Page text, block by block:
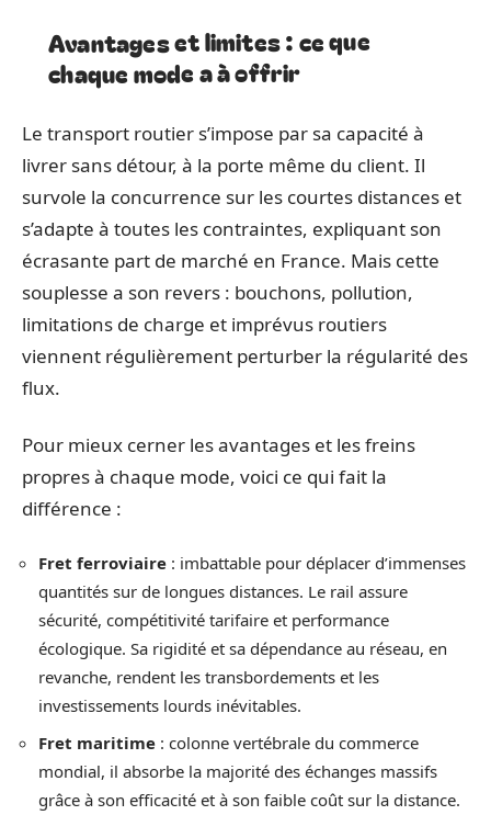
Avantages et limites : ce que
chaque mode a à offrir
Le transport routier s’impose par sa capacité à
livrer sans détour, à la porte même du client. Il
survole la concurrence sur les courtes distances et
s’adapte à toutes les contraintes, expliquant son
écrasante part de marché en France. Mais cette
souplesse a son revers : bouchons, pollution,
limitations de charge et imprévus routiers
viennent régulièrement perturber la régularité des
flux.
Pour mieux cerner les avantages et les freins
propres à chaque mode, voici ce qui fait la
différence :
Fret ferroviaire : imbattable pour déplacer d’immenses
quantités sur de longues distances. Le rail assure
sécurité, compétitivité tarifaire et performance
écologique. Sa rigidité et sa dépendance au réseau, en
revanche, rendent les transbordements et les
investissements lourds inévitables.
Fret maritime : colonne vertébrale du commerce
mondial, il absorbe la majorité des échanges massifs
grâce à son efficacité et à son faible coût sur la distance.